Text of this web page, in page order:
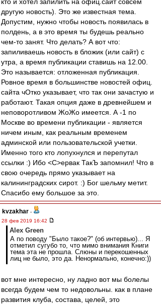
другую новость). Это же известная тема.
Допустим, нужно чтобы новость появилась в
полдень, а в это время ты будешь реально
чем-то занят. Что делать? А вот что:
запиливаешь новость в бложик (или сайт) с
утра, а время публикации ставишь на 12.00.
Это называется: отложенная публикация.
Ровное время в большинстве новостей офиц.
сайта чОтко указывает, что так они зачастую и
работают. Такая опция даже в древнейшем и
неповоротливом ЖоЖо имеется. А -1 по
Москве во времени публикации - является
ничем иным, как реальным временем
админской или пользовательской учетки.
Именно того кто лопухнулся и перепутал
ссылки :) Ибо <С>ервак ТакЪ запомнил! Что в
свою очередь прямо указывает на
калининградских сирот. :) Бог шельму метит.
Спасибо ему большое за это.
kvzakhar -
28 фев 2019 16:42
Alex Green
А по поводу "Было такое?" (об интервью)... Я
отметил сугубо то, что мимо внимания Книги
тема эта не прошла. Слюны и перекошенных
лиц не было, это да. Ненормально, конечно:))
вот мне интересно, ну ладно вот мы болелы
всегда будем чем то недовольны. как в плане
развития клуба, состава, целей, это